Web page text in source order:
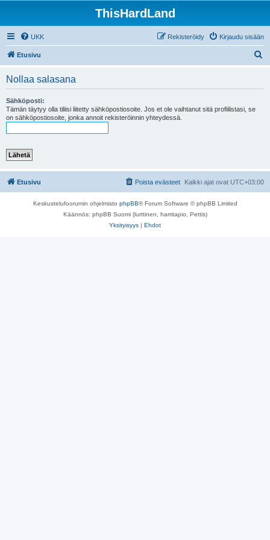
ThisHardLand
UKK Kirjaudu sisään
Rekisteröidy
Etusivu
Nollaa salasana
Sähköposti:
Tämän täytyy olla tiliisi liitetty sähköpostiosoite. Jos et ole vaihtanut sitä profiilistasi, se
on sähköpostiosoite, jonka annoit rekisteröinnin yhteydessä.
Etusivu Kaikki ajat ovat UTC+03:00
Poista evästeet
Keskustelufoorumin ohjelmisto phpBB® Forum Software © phpBB Limited
Käännös: phpBB Suomi (lurttinen, harritapio, Pettis)
Yksityisyys | Ehdot